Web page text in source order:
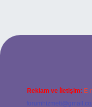
Reklam ve İletişim: E-